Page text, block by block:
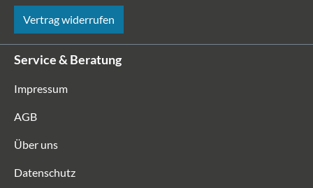
Vertrag widerrufen
Service & Beratung
Impressum
AGB
Über uns
Datenschutz